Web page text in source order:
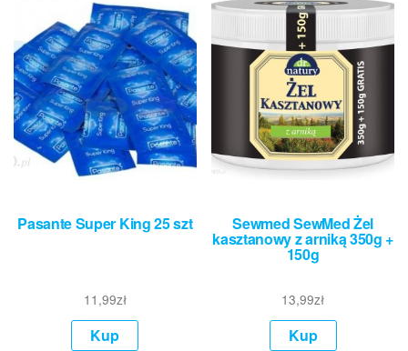
Pasante Super King 25 szt
11,99zł
Kup
Sewmed SewMed Żel
kasztanowy z arniką 350g +
150g
13,99zł
Kup